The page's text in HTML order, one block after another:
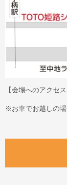
【会場へのアクセ
※お車でお越しの